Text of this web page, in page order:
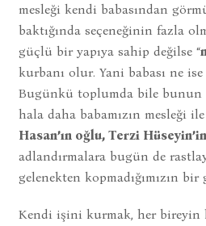
mesleği kendi babasından
baktığında seçeneğinin fazla
güçlü bir yapıya sahip değilse “
kurbanı olur. Yani babası ne
Bugünkü toplumda bile bunun
hala daha babamızın mesleği ile
Hasan’ın oğlu, Terzi
adlandırmalara bugün de
gelenekten kopmadığımızın bir
Kendi işini kurmak, her bireyin